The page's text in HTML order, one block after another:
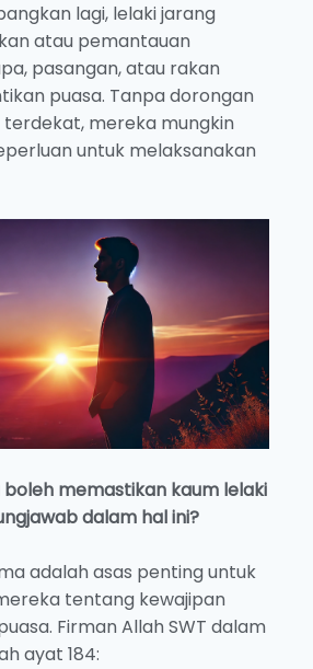
lagi, lelaki jarang
atau pemantauan
pasangan, atau rakan
puasa. Tanpa dorongan
mereka mungkin
untuk melaksanakan
memastikan kaum lelaki
dalam hal ini?
adalah asas penting untuk
tentang kewajipan
Firman Allah SWT dalam
ayat 184: